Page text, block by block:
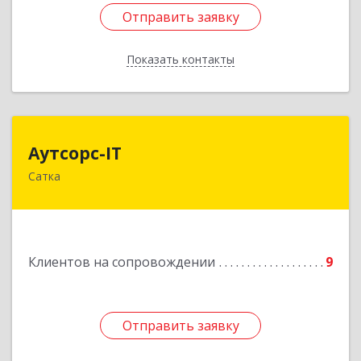
Отправить заявку
Показать контакты
Отправить заявку
Назад
Аутсорс-IT
Сатка
Клиентов на сопровождении 9
Отправить заявку
456910, Челябинская обл, Сатка г, Солнечная ул,
Отправить заявку